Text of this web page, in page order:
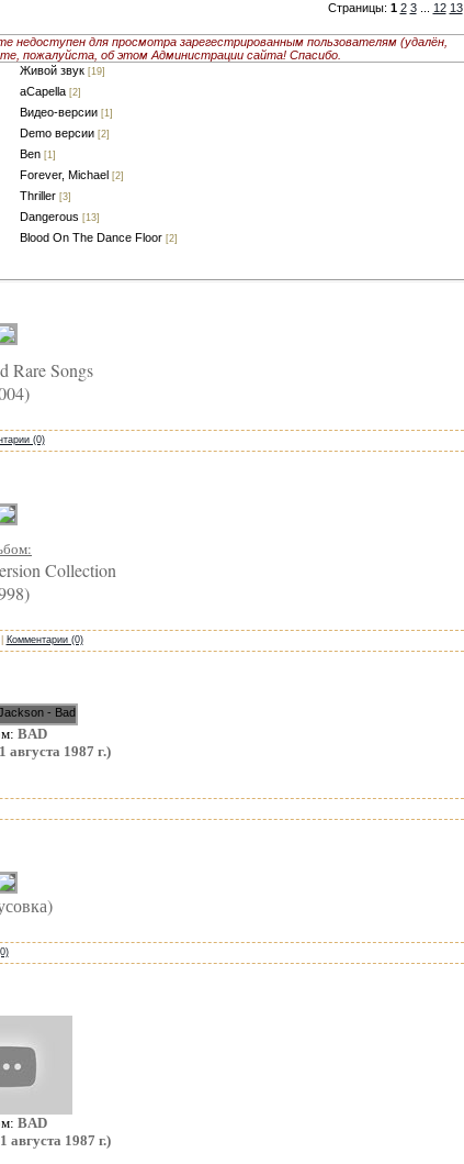
Страницы: 1 2 3 12 13
недоступен для просмотра зарегестрированным пользователям (удалён,
пожалуйста, об этом Администрации сайта! Спасибо.
Живой звук [19]
aCapella [2]
Видео-версии [1]
Demo версии [2]
Ben [1]
Forever, Michael [2]
Thriller [3]
Dangerous [13]
Blood On The Dance Floor [2]
Rare Songs
(0)
Collection
Комментарии (0)
BAD
августа 1987 г.)
BAD
августа 1987 г.)